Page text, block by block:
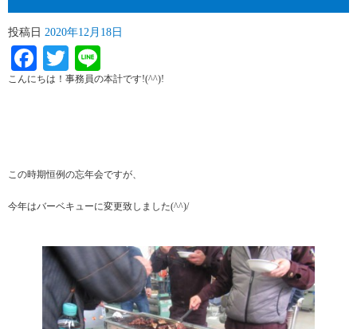
投稿日 2020年12月18日
Facebook
Twitter
こんにちは！事務員の本計です!(^^)!
この時期恒例の忘年会ですが、
今年はバーベキューに変更致しました(^^)/